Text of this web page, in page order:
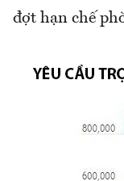
đợt hạn chế